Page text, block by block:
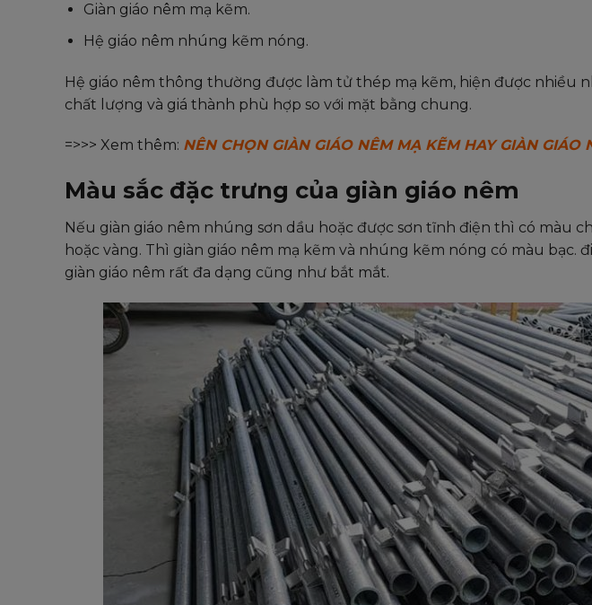
Giàn giáo nêm mạ kẽm.
Hệ giáo nêm nhúng kẽm nóng.
Hệ giáo nêm thông thường được làm tử thép mạ kẽm, hiện được nhiều
chất lượng và giá thành phù hợp so với mặt bằng chung.
=>>> Xem thêm: NÊN CHỌN GIÀN GIÁO NÊM MẠ KẼM HAY GIÀN GIÁO
Màu sắc đặc trưng của giàn giáo nêm
Nếu giàn giáo nêm nhúng sơn dầu hoặc được sơn tĩnh điện thì có màu
hoặc vàng. Thì giàn giáo nêm mạ kẽm và nhúng kẽm nóng có màu bạc.
giàn giáo nêm rất đa dạng cũng như bắt mắt.